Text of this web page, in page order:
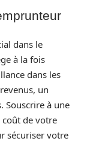
dans le
à la fois
dans les
un
Souscrire à une
de votre
sécuriser votre